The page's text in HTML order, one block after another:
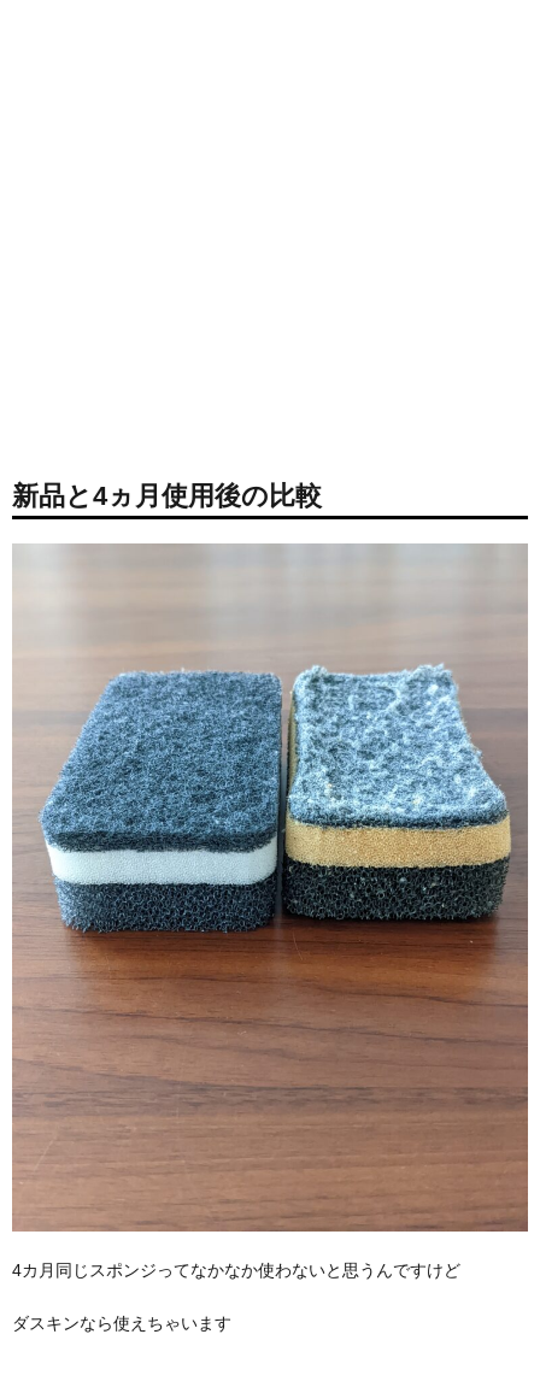
新品と4ヵ月使用後の比較
4カ月同じスポンジってなかなか使わないと思うんですけど
ダスキンなら使えちゃいます